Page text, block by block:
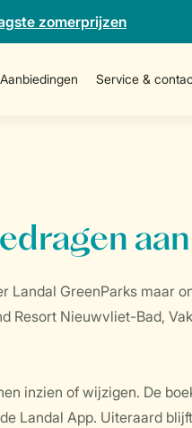
zomerprijzen
Aanbiedingen Service &
GreenParks maar
Resort Nieuwvliet-Bad,
inzien of wijzigen. De
Landal App. Uiteraard